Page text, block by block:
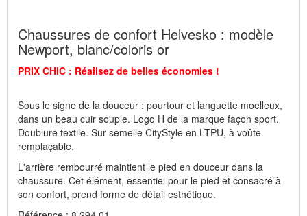
Chaussures de confort Helvesko : modèle
Newport, blanc/coloris or
PRIX CHIC : Réalisez de belles économies !
Sous le signe de la douceur : pourtour et languette moelleux,
dans un beau cuir souple. Logo H de la marque façon sport.
Doublure textile. Sur semelle CityStyle en LTPU, à voûte
remplaçable.
L'arrière rembourré maintient le pied en douceur dans la
chaussure. Cet élément, essentiel pour le pied et consacré à
son confort, prend forme de détail esthétique.